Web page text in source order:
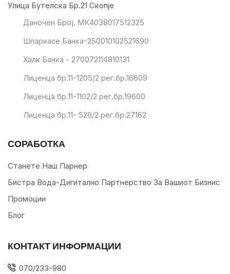
Улица Бутелска Бр.21 Скопје
Даночен Број. МК4038017512325
Шпаркасе Банка-250010102521690
Халк Банка - 270072114810131
Лиценца бр.11-1205/2 рег.бр.16609
Лиценца бр.11-1102/2 рег.бр.19600
Лиценца бр.11- 526/2 рег.бр.27162
СОРАБОТКА
Станете Наш Парнер
Бистра Вода-Дигитално Партнерство За Вашиот Бизнис
Промоции
Блог
КОНТАКТ ИНФОРМАЦИИ
070/233-980